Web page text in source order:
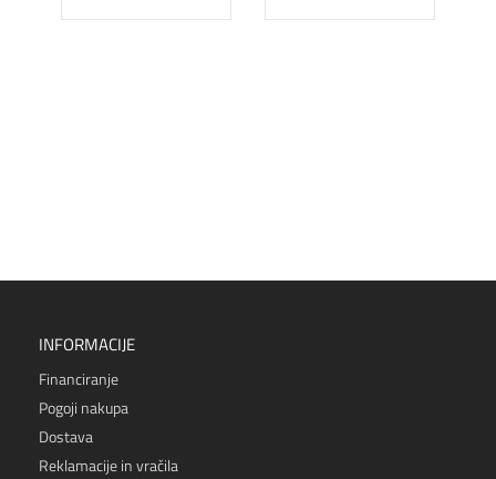
INFORMACIJE
Financiranje
Pogoji nakupa
Dostava
Reklamacije in vračila